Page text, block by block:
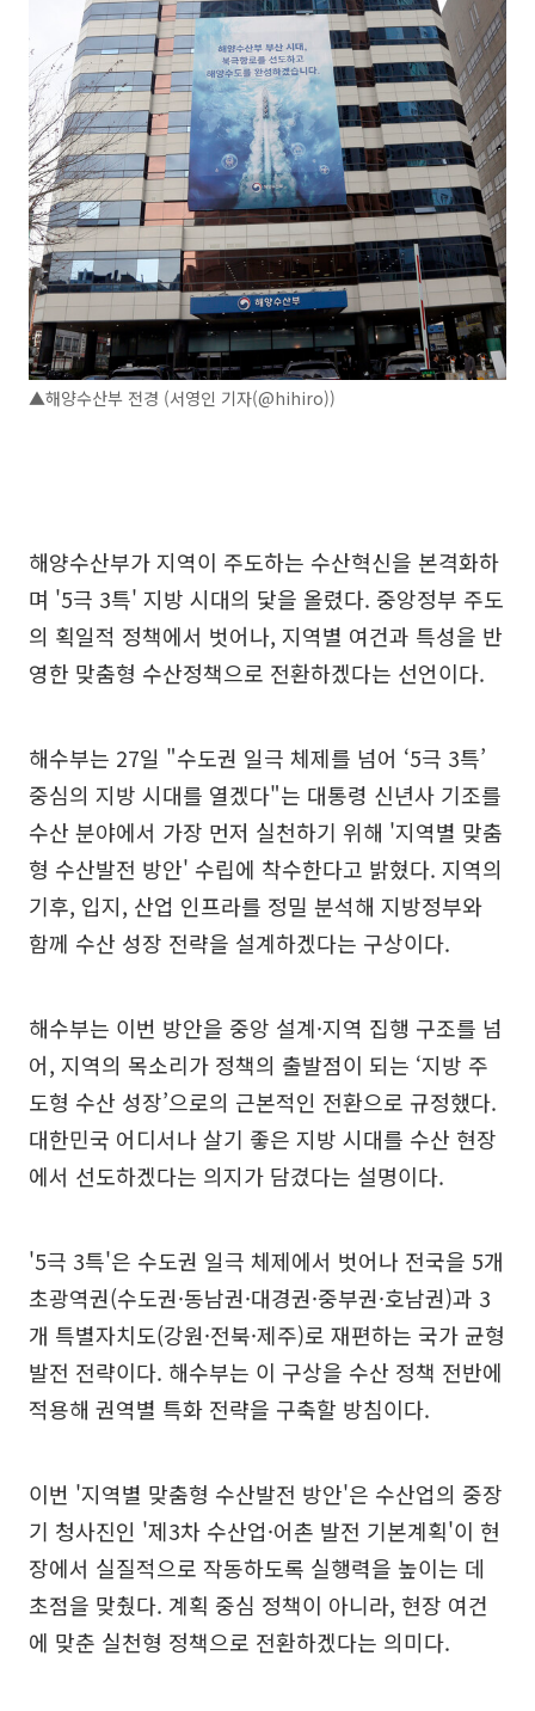
▲해양수산부 전경 (서영인 기자(@hihiro))
해양수산부가 지역이 주도하는 수산혁신을 본격화하
며 '5극 3특' 지방 시대의 닻을 올렸다. 중앙정부 주도
의 획일적 정책에서 벗어나, 지역별 여건과 특성을 반
영한 맞춤형 수산정책으로 전환하겠다는 선언이다.
해수부는 27일 "수도권 일극 체제를 넘어 ‘5극 3특’
중심의 지방 시대를 열겠다"는 대통령 신년사 기조를
수산 분야에서 가장 먼저 실천하기 위해 '지역별 맞춤
형 수산발전 방안' 수립에 착수한다고 밝혔다. 지역의
기후, 입지, 산업 인프라를 정밀 분석해 지방정부와
함께 수산 성장 전략을 설계하겠다는 구상이다.
해수부는 이번 방안을 중앙 설계·지역 집행 구조를 넘
어, 지역의 목소리가 정책의 출발점이 되는 ‘지방 주
도형 수산 성장’으로의 근본적인 전환으로 규정했다.
대한민국 어디서나 살기 좋은 지방 시대를 수산 현장
에서 선도하겠다는 의지가 담겼다는 설명이다.
'5극 3특'은 수도권 일극 체제에서 벗어나 전국을 5개
초광역권(수도권·동남권·대경권·중부권·호남권)과 3
개 특별자치도(강원·전북·제주)로 재편하는 국가 균형
발전 전략이다. 해수부는 이 구상을 수산 정책 전반에
적용해 권역별 특화 전략을 구축할 방침이다.
이번 '지역별 맞춤형 수산발전 방안'은 수산업의 중장
기 청사진인 '제3차 수산업·어촌 발전 기본계획'이 현
장에서 실질적으로 작동하도록 실행력을 높이는 데
초점을 맞췄다. 계획 중심 정책이 아니라, 현장 여건
에 맞춘 실천형 정책으로 전환하겠다는 의미다.